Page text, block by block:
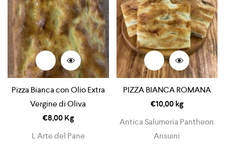
Pizza Bianca con Olio Extra
Vergine di Oliva
€8,00Kg
L Arte del Pane
PIZZA BIANCA ROMANA
€10,00kg
Antica Salumeria Pantheon
Ansuini